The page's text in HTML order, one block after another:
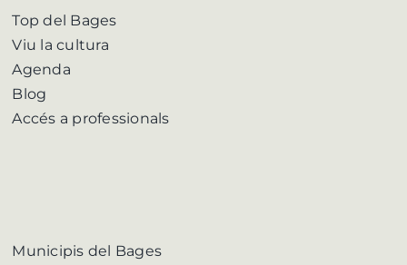
Top del Bages
Viu la cultura
Agenda
Blog
Accés a professionals
Municipis del Bages